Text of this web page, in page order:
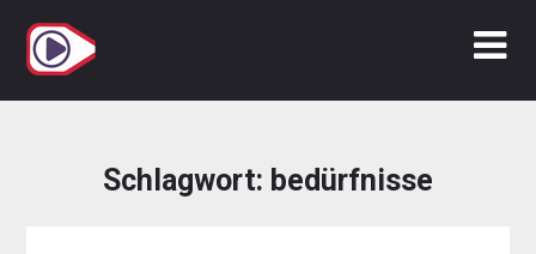
Inhalt
springen
Schlagwort: bedürfnisse